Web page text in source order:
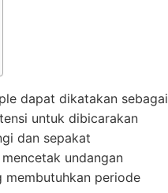
dapat dikatakan sebagai
untuk dibicarakan
dan sepakat
undangan
membutuhkan periode